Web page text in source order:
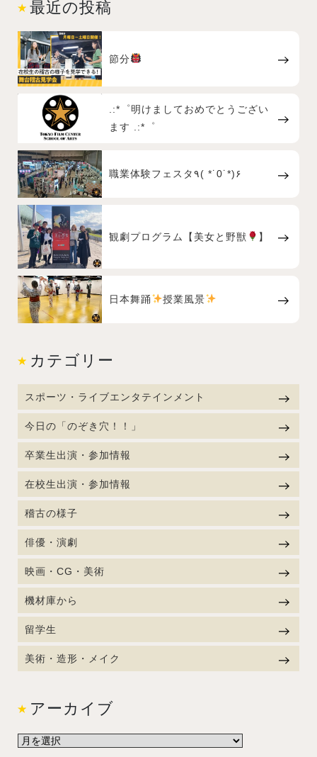
最近の投稿
節分
.:*゜明けましておめでとうござい
ます .:*゜
職業体験フェスタ٩( *˙0˙*)۶
観劇プログラム【美女と野獣 】
日本舞踊 授業風景
カテゴリー
スポーツ・ライブエンタテインメント
今日の「のぞき穴！！」
卒業生出演・参加情報
在校生出演・参加情報
稽古の様子
俳優・演劇
映画・CG・美術
機材庫から
留学生
美術・造形・メイク
アーカイブ